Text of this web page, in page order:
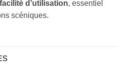
d’utilisation, essentiel
scéniques.